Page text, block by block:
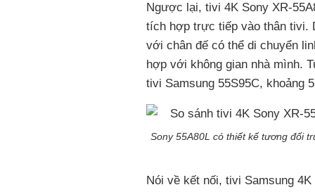
Ngược lại, tivi 4K Sony XR-
tích hợp trực tiếp vào thân tivi.
với chân đế có thể di chuyển
hợp với không gian nhà mình.
tivi Samsung 55S95C, khoảng
Sony 55A80L có thiết kế tương đối
Nói về kết nối, tivi Samsung